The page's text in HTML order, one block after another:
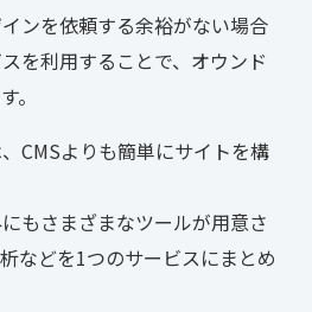
ンを依頼する余裕がない場合
を利用することで、オウンド
。
CMSよりも簡単にサイトを構
もさまざまなツールが用意さ
などを1つのサービスにまとめ